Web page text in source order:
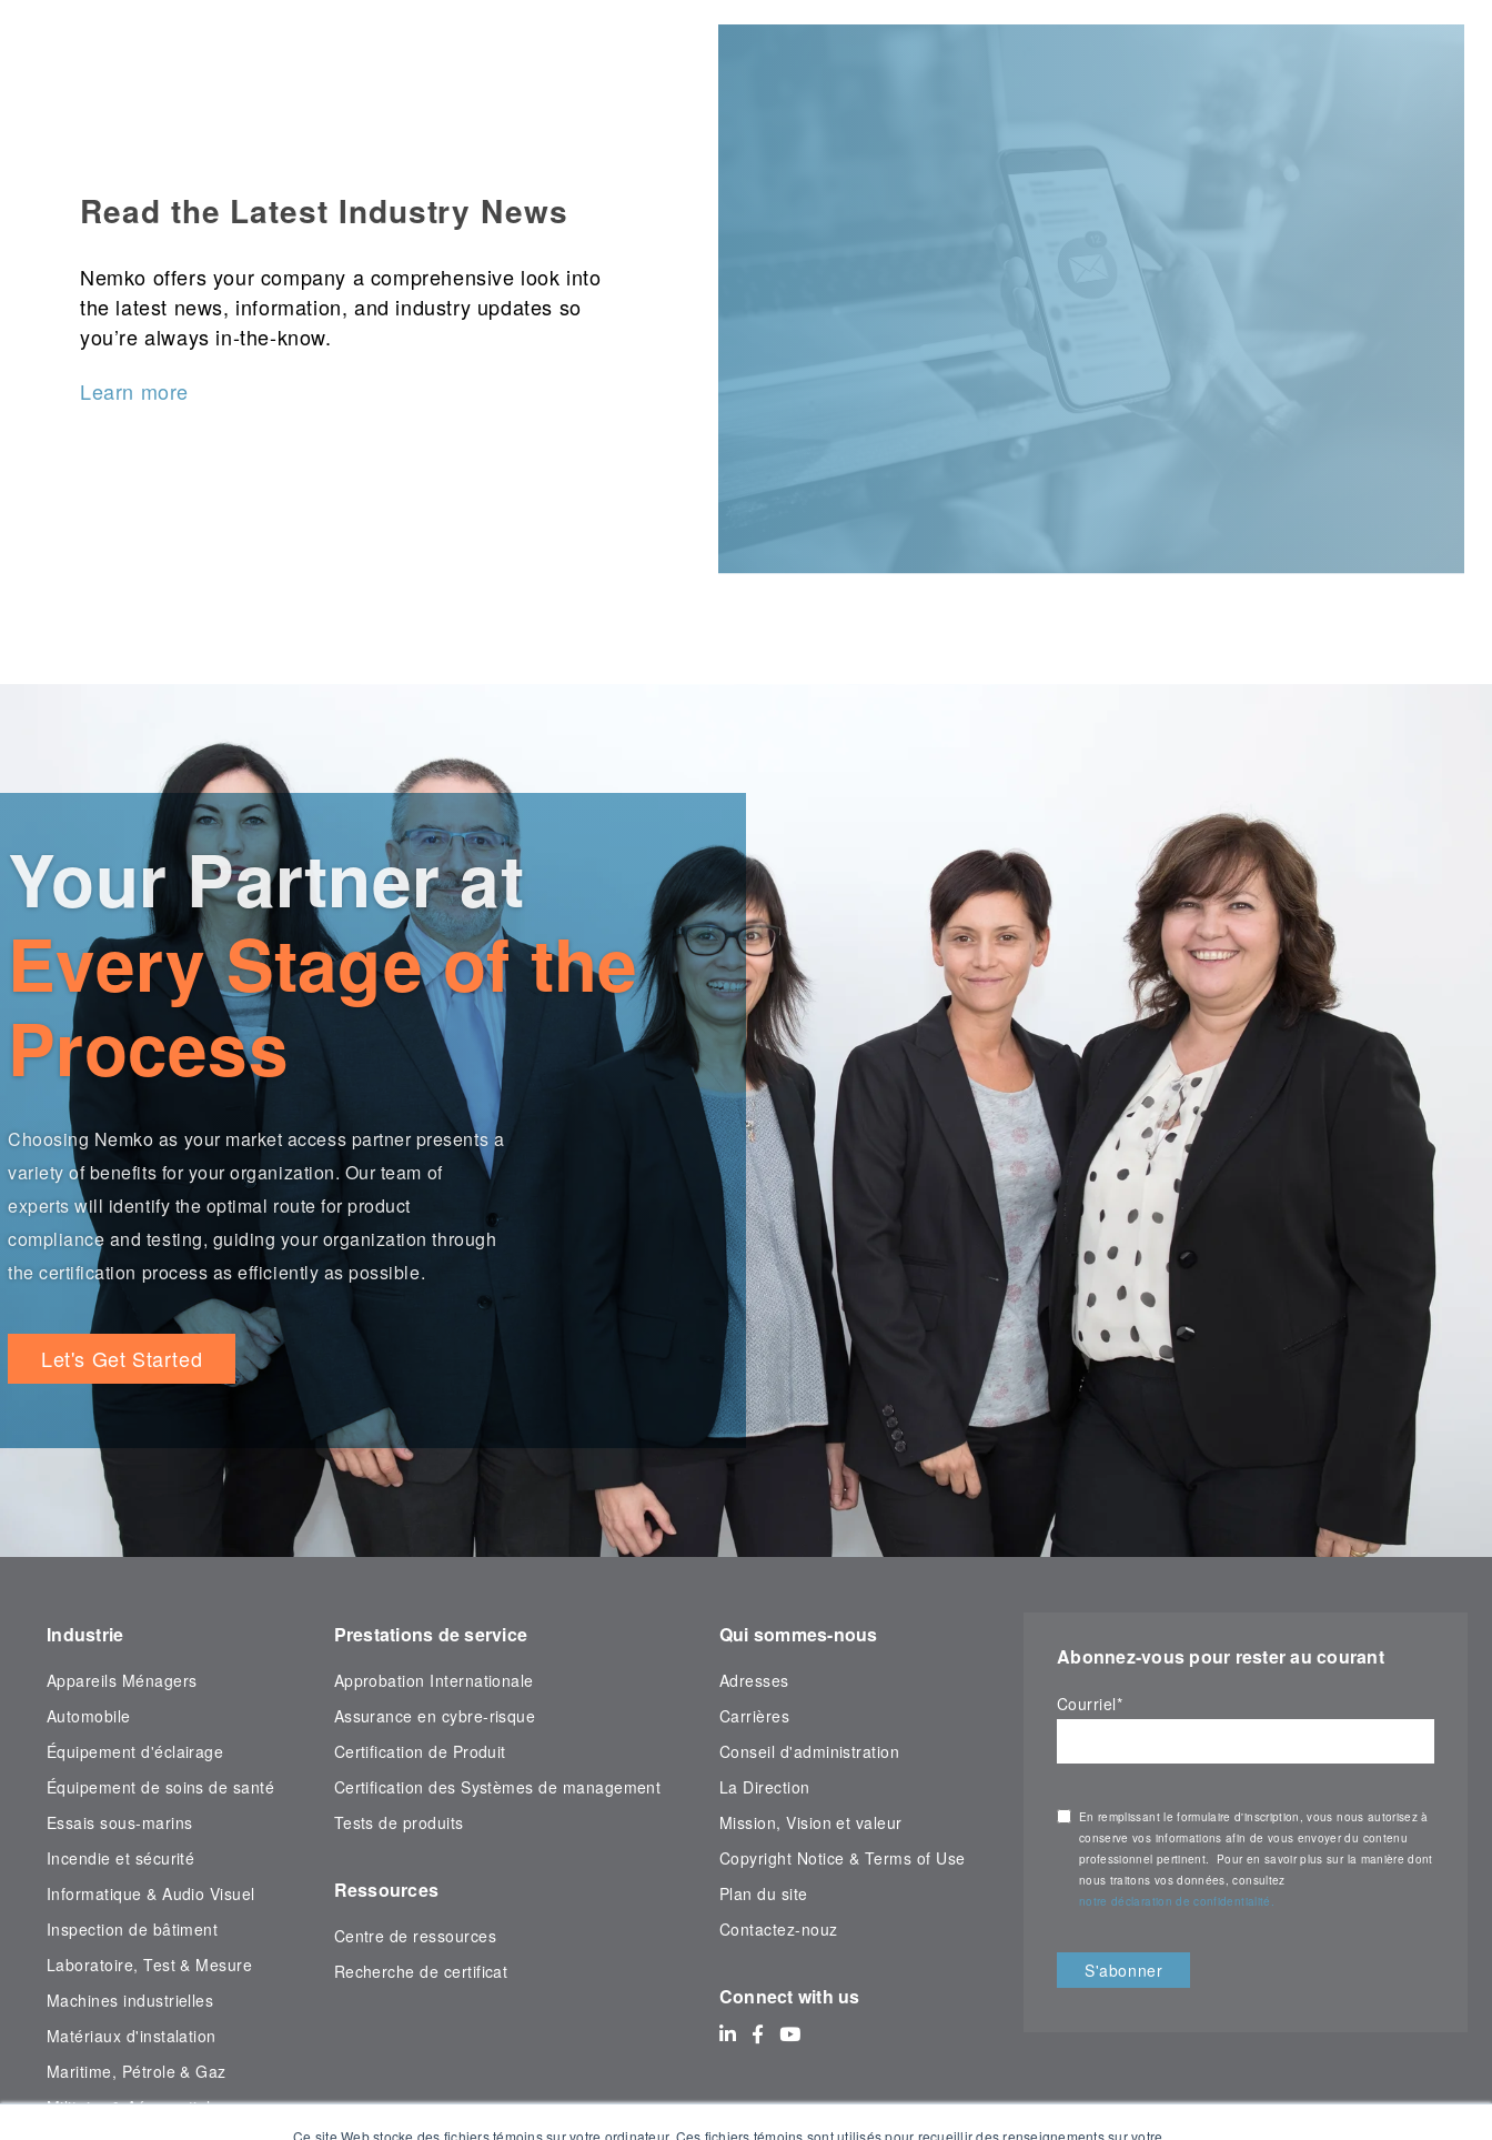
Ce site Web stocke des fichiers témoins sur votre ordinateur. Ces fichiers témoins sont utilisés pour recueillir des renseignements sur votre
Read the Latest Industry News
Nemko offers your company a comprehensive look into
the latest news, information, and industry updates so
you’re always in-the-know.
Learn more
Your Partner at
Every Stage of the
Process
Choosing Nemko as your market access partner presents a
variety of benefits for your organization. Our team of
experts will identify the optimal route for product
compliance and testing, guiding your organization through
the certification process as efficiently as possible.
Let's Get Started
Industrie
Appareils Ménagers
Automobile
Équipement d'éclairage
Équipement de soins de santé
Essais sous-marins
Incendie et sécurité
Informatique & Audio Visuel
Inspection de bâtiment
Laboratoire, Test & Mesure
Machines industrielles
Matériaux d'instalation
Maritime, Pétrole & Gaz
Militaire & Aérospatial
Prestations de service
Approbation Internationale
Assurance en cybre-risque
Certification de Produit
Certification des Systèmes de management
Tests de produits
Ressources
Centre de ressources
Recherche de certificat
Qui sommes-nous
Adresses
Carrières
Conseil d'administration
La Direction
Mission, Vision et valeur
Copyright Notice & Terms of Use
Plan du site
Contactez-nouz
Connect with us
Abonnez-vous pour rester au courant
Courriel*
En remplissant le formulaire d'inscription, vous nous autorisez à
conserve vos informations afin de vous envoyer du contenu
professionnel pertinent. Pour en savoir plus sur la manière dont
nous traitons vos données, consultez
notre déclaration de confidentialité.